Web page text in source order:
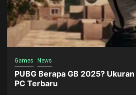
Games News
PUBG Berapa GB 2025?
PC Terbaru